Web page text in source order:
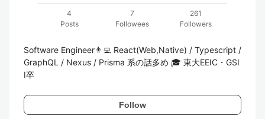
4
Posts
7
Followees
261
Followers
Software Engineer👨‍💻 React(Web,Native) / Typescript /
GraphQL / Nexus / Prisma 系の話多め 🎓 東大EEIC・GSI
I卒
Follow